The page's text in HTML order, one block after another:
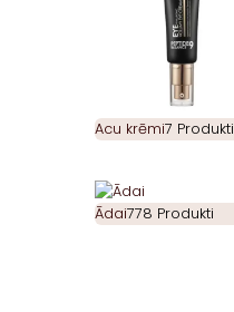
Acu krēmi7 Produkti
Ādai778 Produkti